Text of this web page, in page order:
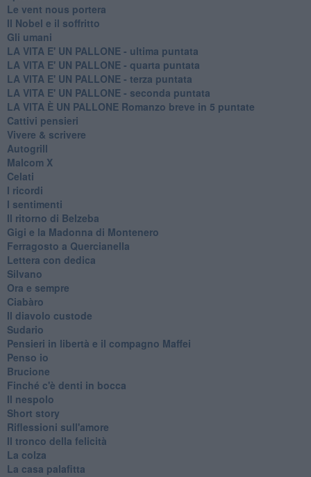
Le vent nous portera
Il Nobel e il soffritto
Gli umani
LA VITA E' UN PALLONE - ultima puntata
LA VITA E' UN PALLONE - quarta puntata
LA VITA E' UN PALLONE - terza puntata
LA VITA E' UN PALLONE - seconda puntata
LA VITA È UN PALLONE Romanzo breve in 5 puntate
Cattivi pensieri
Vivere & scrivere
Autogrill
Malcom X
Celati
I ricordi
I sentimenti
Il ritorno di Belzeba
Gigi e la Madonna di Montenero
Ferragosto a Quercianella
Lettera con dedica
Silvano
Ora e sempre
Ciabàro
Il diavolo custode
Sudario
Pensieri in libertà e il compagno Maffei
Penso io
Brucione
Finché c'è denti in bocca
Il nespolo
Short story
Riflessioni sull'amore
Il tronco della felicità
La colza
La casa palafitta